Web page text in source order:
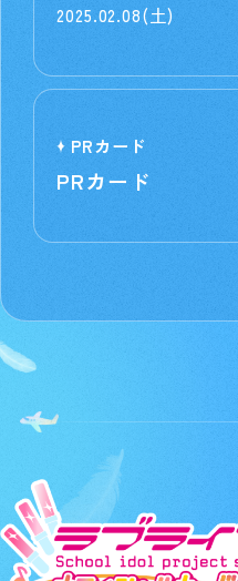
2025.02.08(土)
PRカード
PRカード